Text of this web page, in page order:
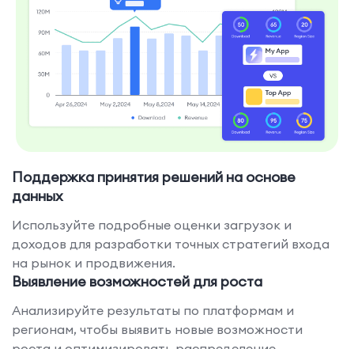
Поддержка принятия решений на основе
данных
Используйте подробные оценки загрузок и
доходов для разработки точных стратегий входа
на рынок и продвижения.
Выявление возможностей для роста
Анализируйте результаты по платформам и
регионам, чтобы выявить новые возможности